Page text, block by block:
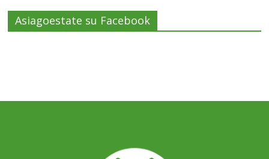
Asiagoestate su Facebook